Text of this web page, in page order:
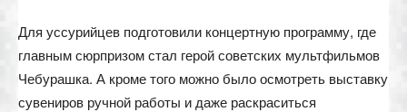
Для уссурийцев подготовили концертную программу, где
главным сюрпризом стал герой советских мультфильмов
Чебурашка. А кроме того можно было осмотреть выставку
сувениров ручной работы и даже раскраситься